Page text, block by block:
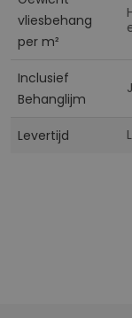
vliesbehang
per m²
Inclusief
Behanglijm
Levertijd